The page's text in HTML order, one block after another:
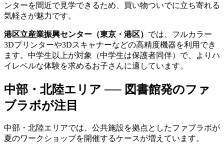
ンターを間近で見学できるため、買い物ついでに立ち寄れる
気軽さが魅力です。
港区立産業振興センター（東京・港区） では、フルカラー
3Dプリンターや3Dスキャナーなどの高精度機器を利用でき
ます。中学生以上が対象（中学生は保護者同伴）で、よりハ
イレベルな体験を求めるお子さんに適しています。
中部・北陸エリア ── 図書館発のファ
ブラボが注目
中部・北陸エリアでは、公共施設を拠点としたファブラボが
夏のワークショップを開催するケースが増えています。